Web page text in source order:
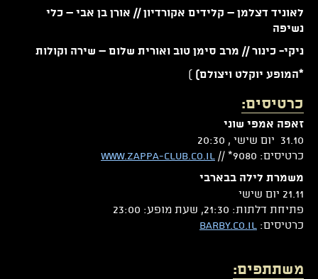
לאוניד דצלמן – קלידים אקורדיון // אורן בן אבי – כלי
נשיפה
ניקי- כינור // מרב סימן טוב ואורית שלום – שירה וקולות
*המופע יוקלט ויצולם) )
כרטיסים:
זאפה אמפי שוני
31.10 יום שישי , 20:30
כרטיסים: 9080* //
www.zappa-club.co.il
משמרת לילה בבארבי
21.11 יום שישי
פתיחת דלתות: 21:30, שעת מופע: 23:00
כרטיסים: barby.co.il
משתתפים: